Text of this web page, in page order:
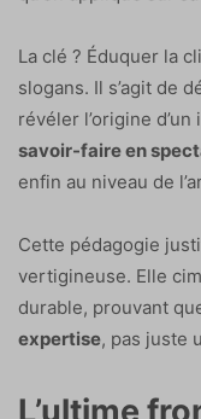
La clé ? Éduquer la
slogans. Il s’agit de
révéler l’origine
savoir-faire en
enfin au niveau de
Cette pédagogie
vertigineuse. Elle
durable, prouvant
expertise, pas juste